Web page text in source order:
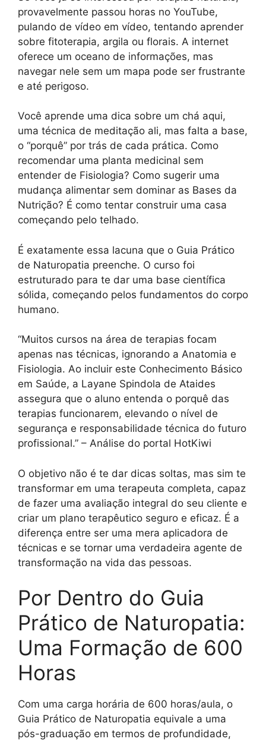
provavelmente passou horas no YouTube,
pulando de vídeo em vídeo, tentando aprender
sobre fitoterapia, argila ou florais. A internet
oferece um oceano de informações, mas
navegar nele sem um mapa pode ser frustrante
e até perigoso.
Você aprende uma dica sobre um chá aqui,
uma técnica de meditação ali, mas falta a base,
o “porquê” por trás de cada prática. Como
recomendar uma planta medicinal sem
entender de Fisiologia? Como sugerir uma
mudança alimentar sem dominar as Bases da
Nutrição? É como tentar construir uma casa
começando pelo telhado.
É exatamente essa lacuna que o Guia Prático
de Naturopatia preenche. O curso foi
estruturado para te dar uma base científica
sólida, começando pelos fundamentos do corpo
humano.
“Muitos cursos na área de terapias focam
apenas nas técnicas, ignorando a Anatomia e
Fisiologia. Ao incluir este Conhecimento Básico
em Saúde, a Layane Spindola de Ataides
assegura que o aluno entenda o porquê das
terapias funcionarem, elevando o nível de
segurança e responsabilidade técnica do futuro
profissional.” – Análise do portal HotKiwi
O objetivo não é te dar dicas soltas, mas sim te
transformar em uma terapeuta completa, capaz
de fazer uma avaliação integral do seu cliente e
criar um plano terapêutico seguro e eficaz. É a
diferença entre ser uma mera aplicadora de
técnicas e se tornar uma verdadeira agente de
transformação na vida das pessoas.
Por Dentro do Guia
Prático de Naturopatia:
Uma Formação de 600
Horas
Com uma carga horária de 600 horas/aula, o
Guia Prático de Naturopatia equivale a uma
pós-graduação em termos de profundidade,